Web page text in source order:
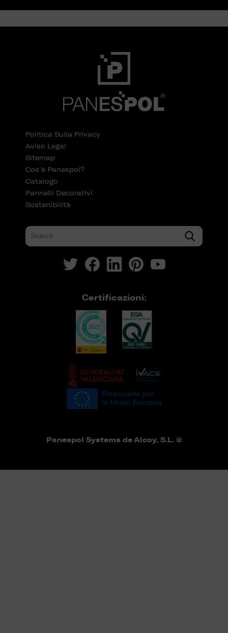
Politica Sulla Privacy
Aviso Legal
Sitemap
Cos’è Panespol?
Catalogo
Pannelli Decorativi
Sostenibilità
Certificazioni:
Panespol Systems de Alcoy, S.L. ©